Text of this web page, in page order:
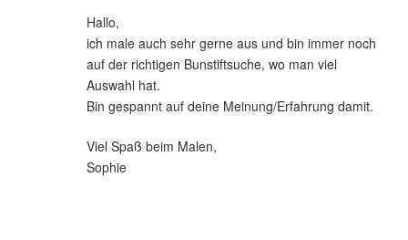
Hallo,
ich male auch sehr gerne aus und bin immer noch
auf der richtigen Bunstiftsuche, wo man viel
Auswahl hat.
Bin gespannt auf deine Meinung/Erfahrung damit.
Viel Spaß beim Malen,
Sophie